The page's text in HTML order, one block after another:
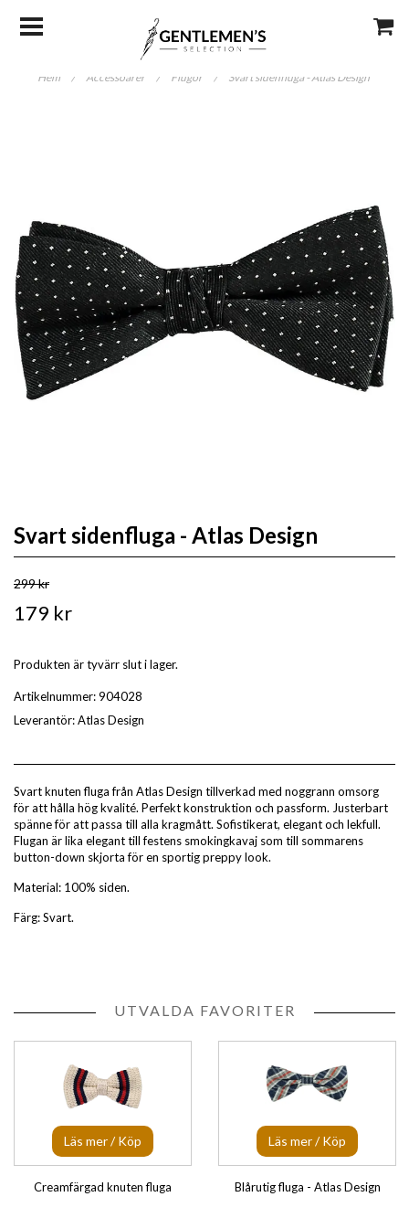
Hem / Accessoarer / Flugor / Svart sidenfluga - Atlas Design
Svart sidenfluga - Atlas Design
299 kr
179 kr
Produkten är tyvärr slut i lager.
Artikelnummer:904028
Leverantör:Atlas Design
Svart knuten fluga från Atlas Design tillverkad med noggrann omsorg
för att hålla hög kvalité. Perfekt konstruktion och passform. Justerbart
spänne för att passa till alla kragmått. Sofistikerat, elegant och lekfull.
Flugan är lika elegant till festens smokingkavaj som till sommarens
button-down skjorta för en sportig preppy look.
Material: 100% siden.
Färg: Svart.
UTVALDA FAVORITER
Läs mer / Köp
Creamfärgad knuten fluga
Läs mer / Köp
Blårutig fluga - Atlas Design